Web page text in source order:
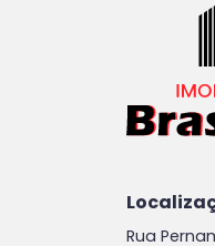
Rua